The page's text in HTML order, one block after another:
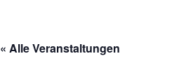
« Alle Veranstaltungen